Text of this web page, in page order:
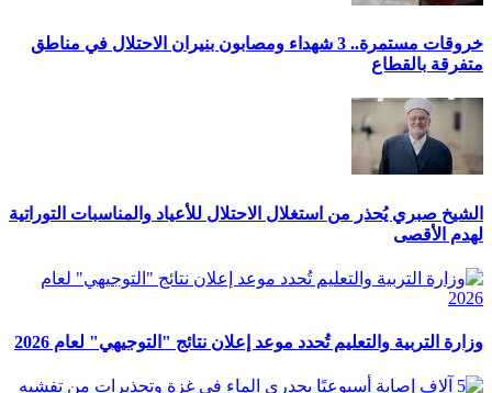
خروقات مستمرة.. 3 شهداء ومصابون بنيران الاحتلال في مناطق
متفرقة بالقطاع
الشيخ صبري يُحذر من استغلال الاحتلال للأعياد والمناسبات التوراتية
لهدم الأقصى
وزارة التربية والتعليم تُحدد موعد إعلان نتائج "التوجيهي" لعام 2026